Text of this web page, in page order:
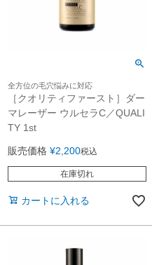
全方位の毛穴悩みに対応
［クオリティファースト］ダー
マレーザー ウルセラC／QUALI
TY 1st
販売価格 ¥2,200税込
在庫切れ
カートに入れる